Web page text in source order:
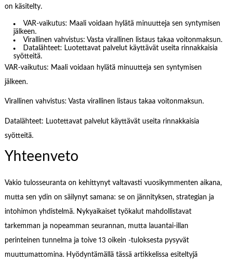
on käsitelty.
VAR-vaikutus: Maali voidaan hylätä minuutteja sen syntymisen
jälkeen.
Virallinen vahvistus: Vasta virallinen listaus takaa voitonmaksun.
Datalähteet: Luotettavat palvelut käyttävät useita rinnakkaisia
syötteitä.
VAR-vaikutus: Maali voidaan hylätä minuutteja sen syntymisen
jälkeen.
Virallinen vahvistus: Vasta virallinen listaus takaa voitonmaksun.
Datalähteet: Luotettavat palvelut käyttävät useita rinnakkaisia
syötteitä.
Yhteenveto
Vakio tulosseuranta on kehittynyt valtavasti vuosikymmenten aikana,
mutta sen ydin on säilynyt samana: se on jännityksen, strategian ja
intohimon yhdistelmä. Nykyaikaiset työkalut mahdollistavat
tarkemman ja nopeamman seurannan, mutta lauantai-illan
perinteinen tunnelma ja toive 13 oikein -tuloksesta pysyvät
muuttumattomina. Hyödyntämällä tässä artikkelissa esiteltyjä